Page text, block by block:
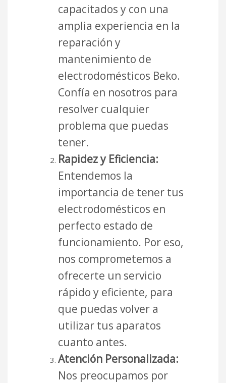
capacitados y con una
amplia experiencia en la
reparación y
mantenimiento de
electrodomésticos Beko.
Confía en nosotros para
resolver cualquier
problema que puedas
tener.
Rapidez y Eficiencia:
Entendemos la
importancia de tener tus
electrodomésticos en
perfecto estado de
funcionamiento. Por eso,
nos comprometemos a
ofrecerte un servicio
rápido y eficiente, para
que puedas volver a
utilizar tus aparatos
cuanto antes.
Atención Personalizada:
Nos preocupamos por